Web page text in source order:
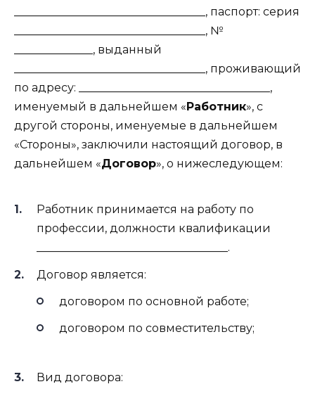
__________________________________, паспорт: серия
__________________________________, №
______________, выданный
__________________________________, проживающий
по адресу: __________________________________,
именуемый в дальнейшем «Работник», с
другой стороны, именуемые в дальнейшем
«Стороны», заключили настоящий договор, в
дальнейшем «Договор», о нижеследующем:
Работник принимается на работу по
профессии, должности квалификации
__________________________________.
Договор является:
договором по основной работе;
договором по совместительству;
Вид договора: